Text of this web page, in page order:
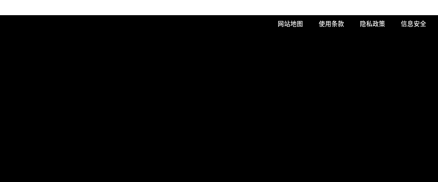
网站地图 使用条款 隐私政策 信息安全